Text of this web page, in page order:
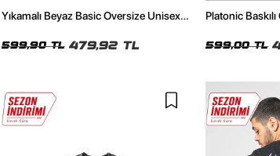
Yıkamalı Beyaz Basic Oversize Unisex
599,90 TL 479,92 TL
Platonic
599,00 TL